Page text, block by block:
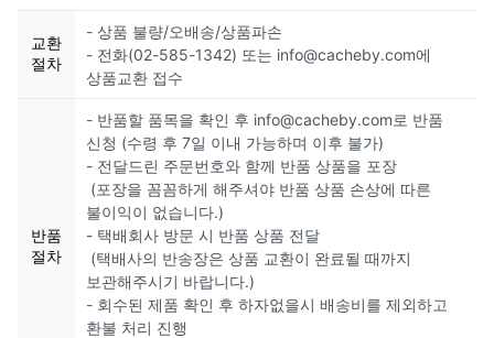
교환
절차
- 상품 불량/오배송/상품파손
- 전화(02-585-1342) 또는 info@cacheby.com에
상품교환 접수
반품
절차
- 반품할 품목을 확인 후 info@cacheby.com로 반품
신청 (수령 후 7일 이내 가능하며 이후 불가)
- 전달드린 주문번호와 함께 반품 상품을 포장
(포장을 꼼꼼하게 해주셔야 반품 상품 손상에 따른
불이익이 없습니다.)
- 택배회사 방문 시 반품 상품 전달
(택배사의 반송장은 상품 교환이 완료될 때까지
보관해주시기 바랍니다.)
- 회수된 제품 확인 후 하자없을시 배송비를 제외하고
환불 처리 진행